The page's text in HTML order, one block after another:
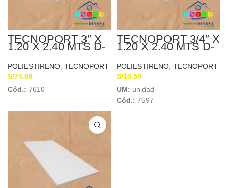
TECNOPORT 3″ X
1.20 X 2.40 MTS D-
20
POLIESTIRENO TECNOPORT
S/74.88
Cód.: 7610
TECNOPORT 3/4″ X
1.20 X 2.40 MTS D-
10
POLIESTIRENO TECNOPORT
S/10.50
UM: unidad
Cód.: 7597